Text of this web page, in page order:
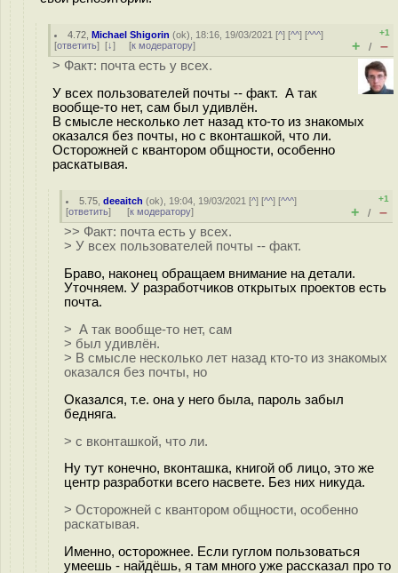
4.72 ,Michael Shigorin (ok), 18:16, 19/03/2021 [^] [^^] [^^^]
[ответить] [↓] [к модератору]
+1
+ / –
> Факт: почта есть у всех.
У всех пользователей почты -- факт. А так
вообще-то нет, сам был удивлён.
В смысле несколько лет назад кто-то из знакомых
оказался без почты, но с вконташкой, что ли.
Осторожней с квантором общности, особенно
раскатывая.
5.75 ,deeaitch (ok), 19:04, 19/03/2021 [^] [^^] [^^^]
[ответить] [к модератору]
+1
+ / –
>> Факт: почта есть у всех.
> У всех пользователей почты -- факт.
Браво, наконец обращаем внимание на детали.
Уточняем. У разработчиков открытых проектов есть
почта.
> А так вообще-то нет, сам
> был удивлён.
> В смысле несколько лет назад кто-то из знакомых
оказался без почты, но
Оказался, т.е. она у него была, пароль забыл
бедняга.
> с вконташкой, что ли.
Ну тут конечно, вконташка, книгой об лицо, это же
центр разработки всего насвете. Без них никуда.
> Осторожней с квантором общности, особенно
раскатывая.
Именно, осторожнее. Если гуглом пользоваться
умеешь - найдёшь, я там много уже рассказал про то